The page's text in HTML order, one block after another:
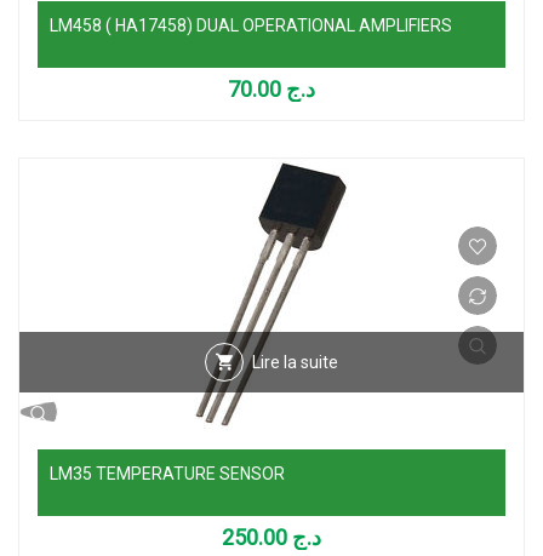
LM458 ( HA17458) DUAL OPERATIONAL AMPLIFIERS
د.ج
Lire la suite
LM35 TEMPERATURE SENSOR
د.ج